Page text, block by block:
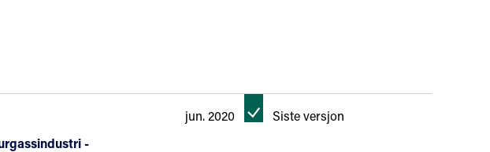
-
jun. 2020 Siste versjon